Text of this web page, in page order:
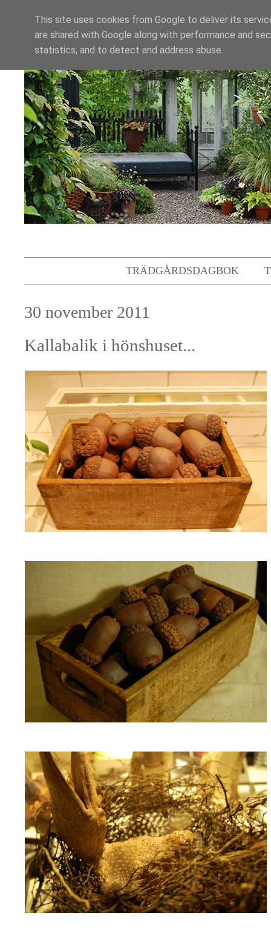
TRÄDGÅRDSDAGBOK
30 november 2011
Kallabalik i hönshuset...
This site uses cookies from Google to deliver its
are shared with Google along with performance and
statistics, and to detect and address abuse.